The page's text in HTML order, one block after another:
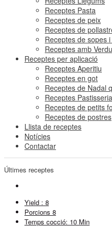
Receptes Pasta
Receptes de peix
Receptes de
Receptes de sopes
Receptes amb
Receptes per aplicació
Receptes Aperitiu
Receptes en got
Receptes de Nadal
Receptes Pastisseria
Receptes de petits
Receptes de postres
Llista de receptes
Notícies
Contactar
Últimes receptes
Yield : 8
Porcions 8
Temps cocció: 10 Min